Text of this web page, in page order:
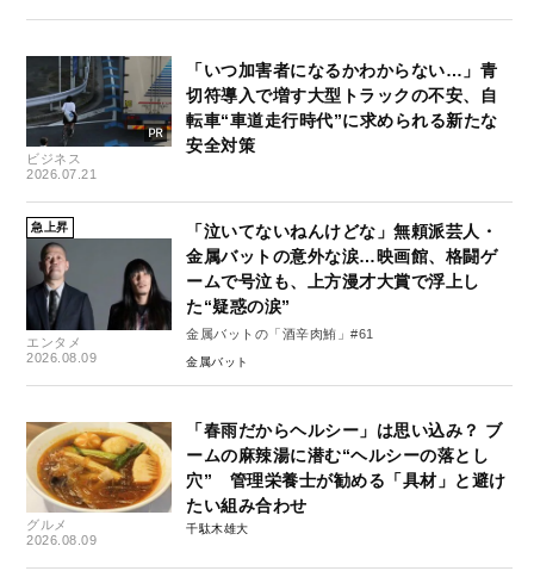
ビジネス
2026.07.21
「いつ加害者になるかわからない…」青
切符導入で増す大型トラックの不安、自
転車“車道走行時代”に求められる新たな
安全対策
急上昇
エンタメ
2026.08.09
「泣いてないねんけどな」無頼派芸人・
金属バットの意外な涙…映画館、格闘ゲ
ームで号泣も、上方漫才大賞で浮上し
た“疑惑の涙”
金属バットの「酒辛肉鮪」#61
金属バット
グルメ
2026.08.09
「春雨だからヘルシー」は思い込み？ ブ
ームの麻辣湯に潜む“ヘルシーの落とし
穴” 管理栄養士が勧める「具材」と避け
たい組み合わせ
千駄木雄大